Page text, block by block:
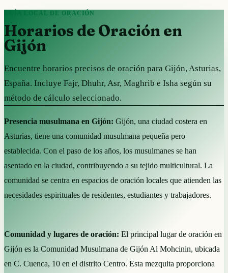
GUÍA LOCAL DE ORACIÓN
Horarios de Oración en
Gijón
Encuentre horarios precisos de oración para Gijón, Asturias,
España. Incluye Fajr, Dhuhr, Asr, Maghrib e Isha según su
método de cálculo seleccionado.
Presencia musulmana en Gijón: Gijón, una ciudad costera en
Asturias, tiene una comunidad musulmana pequeña pero
establecida. Con el paso de los años, los musulmanes se han
asentado en la ciudad, contribuyendo a su tejido multicultural. La
comunidad se centra en espacios de oración locales que atienden las
necesidades espirituales de residentes, estudiantes y trabajadores.
Comunidad y lugares de oración: El principal lugar de oración en
Gijón es la Comunidad Musulmana de Gijón Al Mohcinin, ubicada
en C. Cuenca, 10 en el distrito Centro. Esta mezquita proporciona